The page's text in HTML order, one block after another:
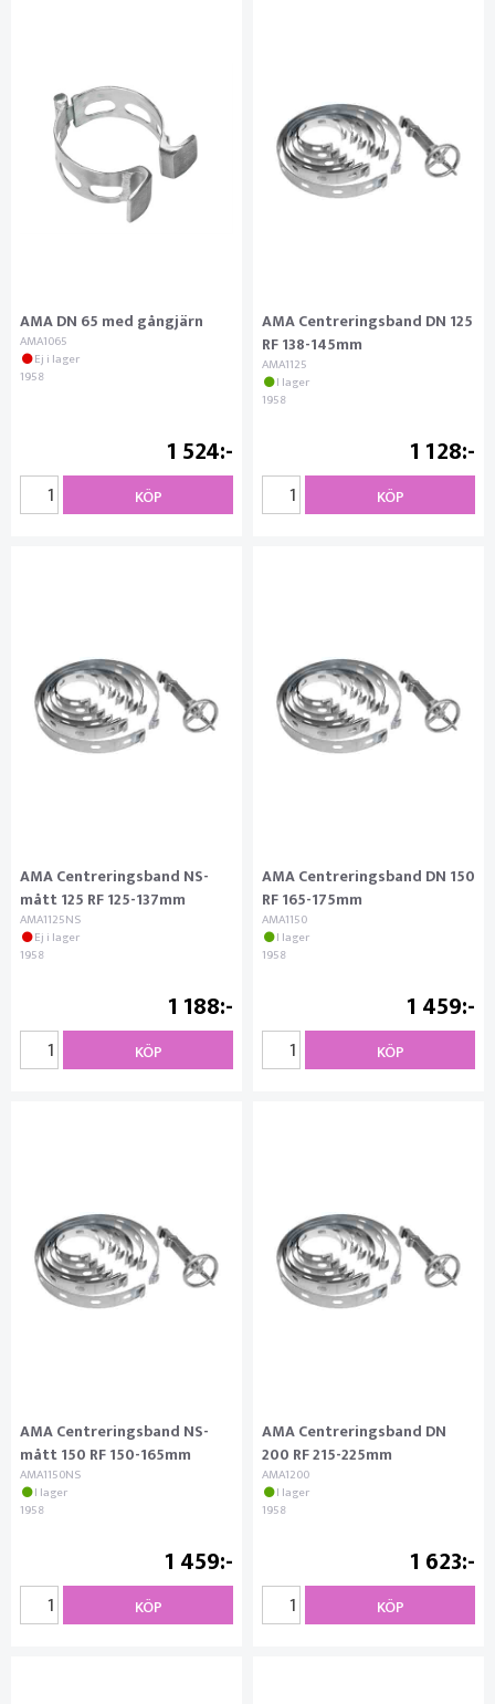
AMA DN 65 med gångjärn
AMA1065
Ej i lager
1958
1 524
KÖP
AMA Centreringsband DN 125
RF 138-145mm
AMA1125
I lager
1958
1 128
KÖP
AMA Centreringsband NS-
mått 125 RF 125-137mm
AMA1125NS
Ej i lager
1958
1 188
KÖP
AMA Centreringsband DN 150
RF 165-175mm
AMA1150
I lager
1958
1 459
KÖP
AMA Centreringsband NS-
mått 150 RF 150-165mm
AMA1150NS
I lager
1958
1 459
KÖP
AMA Centreringsband DN
200 RF 215-225mm
AMA1200
I lager
1958
1 623
KÖP